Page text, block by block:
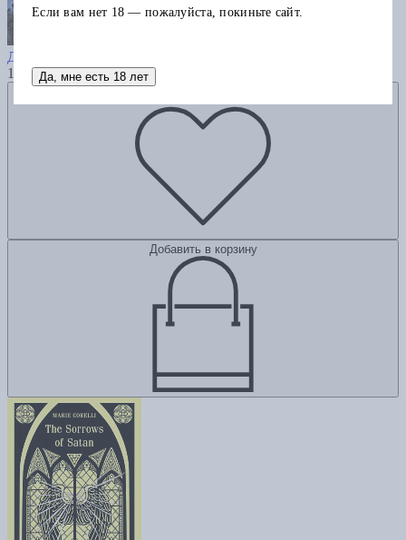
Диккенс Ч.
1065
Добавить в корзину
Если вам нет 18 — пожалуйста, покиньте сайт.
Да, мне есть 18 лет